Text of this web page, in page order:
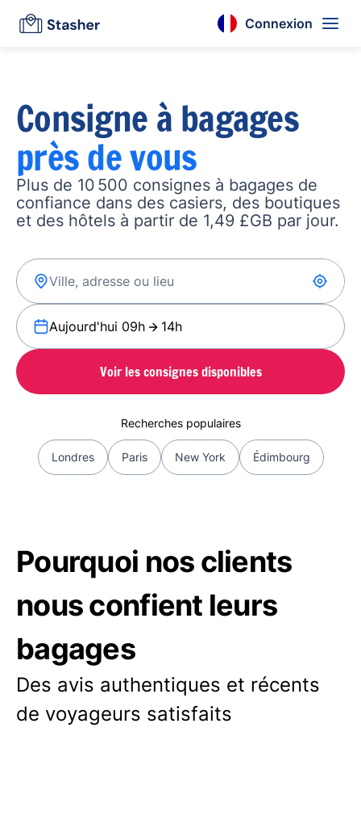
Connexion
Consigne à bagages
près de vous
Plus de 10 500 consignes à bagages de
confiance dans des casiers, des boutiques
et des hôtels à partir de 1,49 £GB par jour.
Aujourd'hui 09h 14h
Voir les consignes disponibles
Recherches populaires
Londres Paris New York Édimbourg
Pourquoi nos clients
nous confient leurs
bagages
Des avis authentiques et récents
de voyageurs satisfaits